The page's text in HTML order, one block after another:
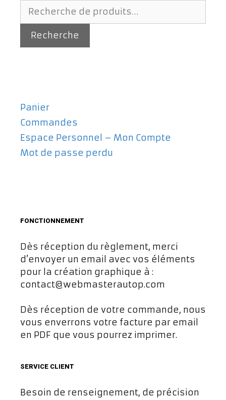
Recherche
pour :
Recherche
Panier
Commandes
Espace Personnel – Mon Compte
Mot de passe perdu
FONCTIONNEMENT
Dès réception du règlement, merci
d’envoyer un email avec vos éléments
pour la création graphique à :
contact@webmasterautop.com
Dès réception de votre commande, nous
vous enverrons votre facture par email
en PDF que vous pourrez imprimer.
SERVICE CLIENT
Besoin de renseignement, de précision